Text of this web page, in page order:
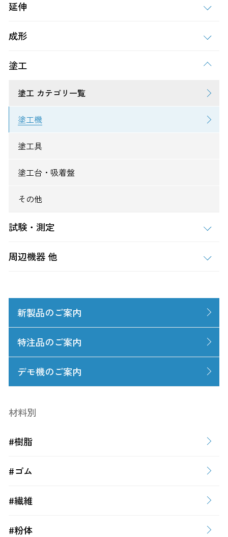
延伸
成形
塗工
塗工 カテゴリ一覧
塗工機
塗工具
塗工台・吸着盤
その他
試験・測定
周辺機器 他
新製品のご案内
特注品のご案内
デモ機のご案内
材料別
#樹脂
#ゴム
#繊維
#粉体